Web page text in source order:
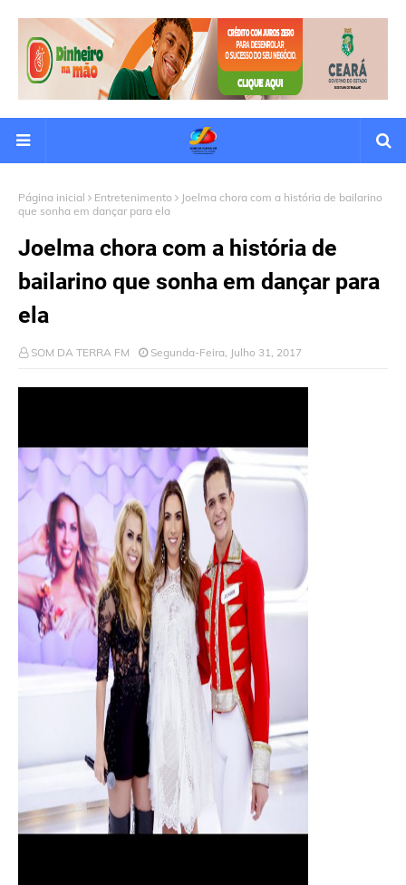
Página inicial Entretenimento
Joelma chora com a história de bailarino
que sonha em dançar para ela
Joelma chora com a história de
bailarino que sonha em dançar para
ela
SOM DA TERRA FM Segunda-Feira, Julho 31, 2017